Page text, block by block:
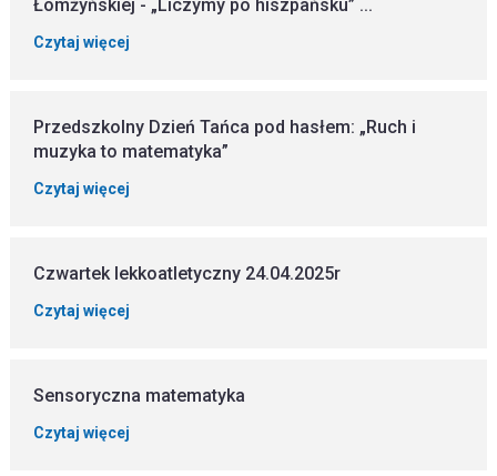
Łomżyńskiej - „Liczymy po hiszpańsku” ...
Czytaj więcej
Przedszkolny Dzień Tańca pod hasłem: „Ruch i
muzyka to matematyka”
Czytaj więcej
Czwartek lekkoatletyczny 24.04.2025r
Czytaj więcej
Sensoryczna matematyka
Czytaj więcej